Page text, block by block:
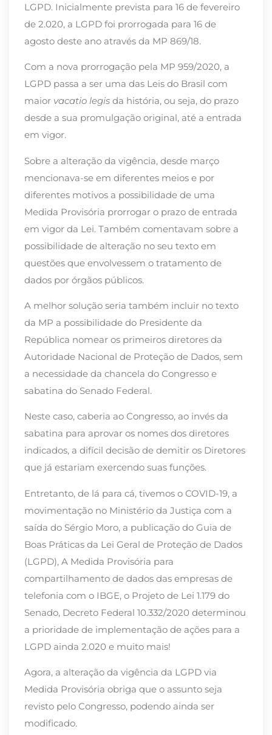
LGPD. Inicialmente prevista para 16 de fevereiro
de 2.020, a LGPD foi prorrogada para 16 de
agosto deste ano através da MP 869/18.
Com a nova prorrogação pela MP 959/2020, a
LGPD passa a ser uma das Leis do Brasil com
maior vacatio legis da história, ou seja, do prazo
desde a sua promulgação original, até a entrada
em vigor.
Sobre a alteração da vigência, desde março
mencionava-se em diferentes meios e por
diferentes motivos a possibilidade de uma
Medida Provisória prorrogar o prazo de entrada
em vigor da Lei. Também comentavam sobre a
possibilidade de alteração no seu texto em
questões que envolvessem o tratamento de
dados por órgãos públicos.
A melhor solução seria também incluir no texto
da MP a possibilidade do Presidente da
República nomear os primeiros diretores da
Autoridade Nacional de Proteção de Dados, sem
a necessidade da chancela do Congresso e
sabatina do Senado Federal.
Neste caso, caberia ao Congresso, ao invés da
sabatina para aprovar os nomes dos diretores
indicados, a difícil decisão de demitir os Diretores
que já estariam exercendo suas funções.
Entretanto, de lá para cá, tivemos o COVID-19, a
movimentação no Ministério da Justiça com a
saída do Sérgio Moro, a publicação do Guia de
Boas Práticas da Lei Geral de Proteção de Dados
(LGPD), A Medida Provisória para
compartilhamento de dados das empresas de
telefonia com o IBGE, o Projeto de Lei 1.179 do
Senado, Decreto Federal 10.332/2020 determinou
a prioridade de implementação de ações para a
LGPD ainda 2.020 e muito mais!
Agora, a alteração da vigência da LGPD via
Medida Provisória obriga que o assunto seja
revisto pelo Congresso, podendo ainda ser
modificado.